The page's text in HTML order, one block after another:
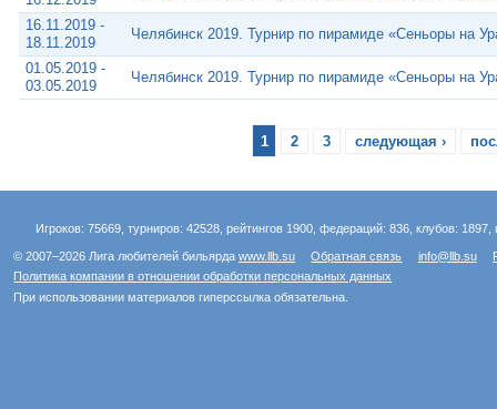
16.11.2019 -
18.11.2019
Челябинск 2019. Турнир по пирамиде «Сеньоры на
01.05.2019 -
03.05.2019
Челябинск 2019. Турнир по пирамиде «Сеньоры на
1 2 3 следующая ›
Игроков: 75669, турниров: 42528, рейтингов 1900, федераций: 836, клубов:
© 2007–2026 Лига любителей бильярдаwww.llb.su Обратная связь info@llb.su
Политика компании в отношении обработки персональных данных
При использовании материалов гиперссылка обязательна.